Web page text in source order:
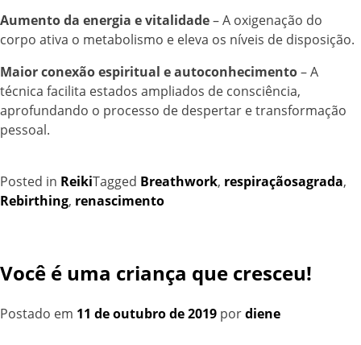
Aumento da energia e vitalidade– A oxigenação do
corpo ativa o metabolismo e eleva os níveis de disposição.
Maior conexão espiritual e autoconhecimento– A
técnica facilita estados ampliados de consciência,
aprofundando o processo de despertar e transformação
pessoal.
Posted in ReikiTagged Breathwork, respiraçãosagrada,
Rebirthing, renascimento
Você é uma criança que cresceu!
Postado em 11 de outubro de 2019 pordiene